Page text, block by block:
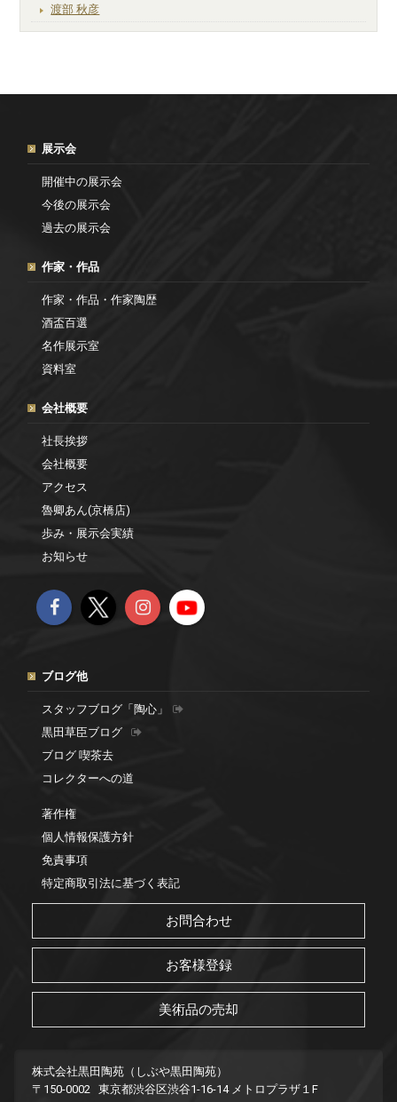
渡部 秋彦
展示会
開催中の展示会
今後の展示会
過去の展示会
作家・作品
作家・作品・作家陶歴
酒盃百選
名作展示室
資料室
会社概要
社長挨拶
会社概要
アクセス
魯卿あん(京橋店)
歩み・展示会実績
お知らせ
ブログ他
スタッフブログ「陶心」
黒田草臣ブログ
ブログ 喫茶去
コレクターへの道
著作権
個人情報保護方針
免責事項
特定商取引法に基づく表記
お問合わせ
お客様登録
美術品の売却
株式会社黒田陶苑（しぶや黒田陶苑）
〒150-0002 東京都渋谷区渋谷1-16-14 メトロプラザ１F